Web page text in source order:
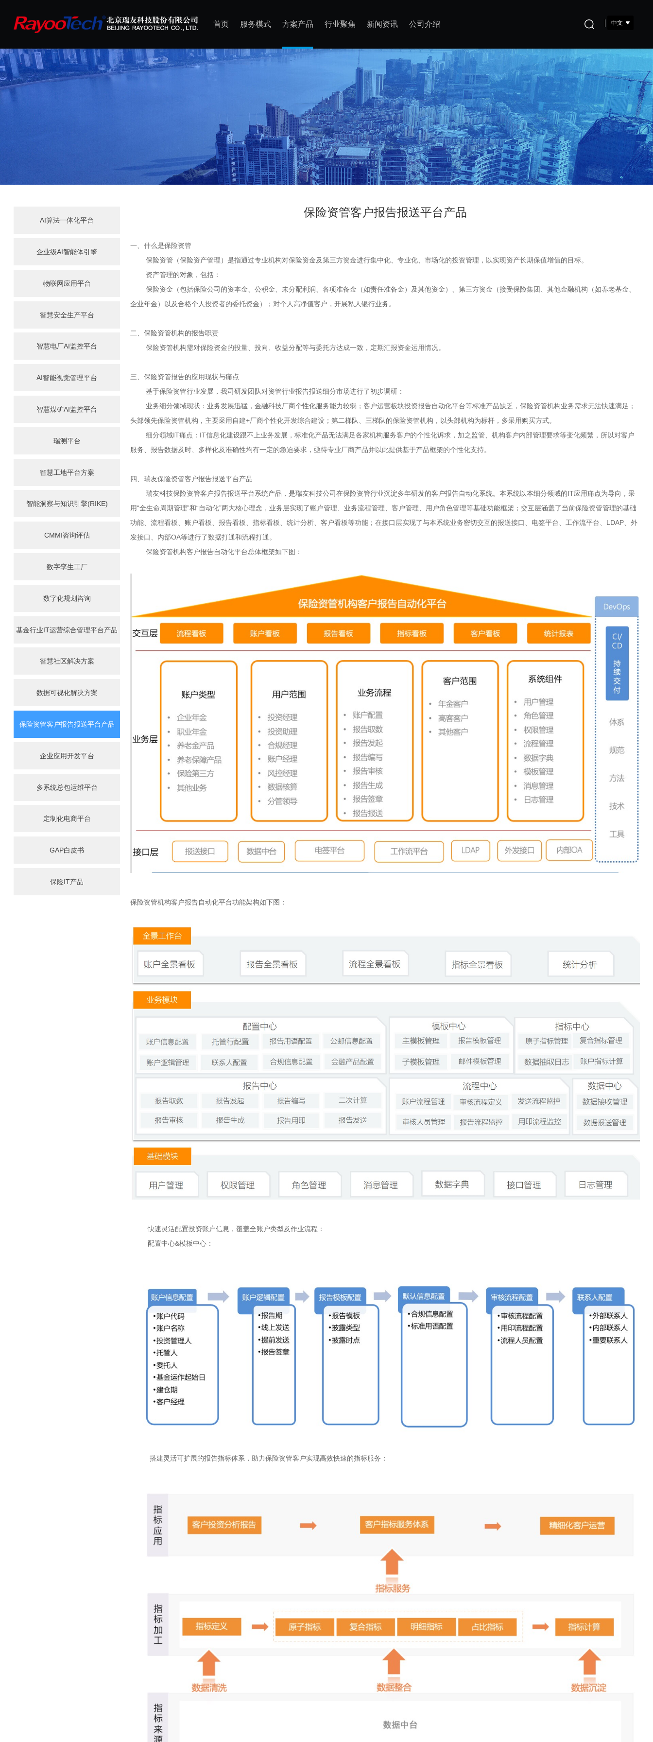
中文
首页 服务模式 方案产品 行业聚焦 新闻资讯 公司介绍
AI算法一体化平台
企业级AI智能体引擎
物联网应用平台
智慧安全生产平台
智慧电厂AI监控平台
AI智能视觉管理平台
智慧煤矿AI监控平台
瑞测平台
智慧工地平台方案
智能洞察与知识引擎(RIKE)
CMMI咨询评估
数字孪生工厂
数字化规划咨询
基金行业IT运营综合管理平台产品
智慧社区解决方案
数据可视化解决方案
保险资管客户报告报送平台产品
企业应用开发平台
多系统总包运维平台
定制化电商平台
GAP白皮书
保险IT产品
保险资管客户报告报送平台产品
一、什么是保险资管
保险资管（保险资产管理）是指通过专业机构对保险资金及第三方资金进行集中化、专业化、市场化的投资管理，以实现资产长期保值增值的目标。
资产管理的对象，包括：
保险资金（包括保险公司的资本金、公积金、未分配利润、各项准备金（如责任准备金）及其他资金）、第三方资金（接受保险集团、其他金融机构（如养老基金、
企业年金）以及合格个人投资者的委托资金）‌；对个人高净值客户，开展私人银行业务‌。
二、保险资管机构的报告职责
保险资管机构需对保险资金的投量、投向、收益分配等与委托方达成一致，定期汇报资金运用情况‌。
三、保险资管报告的应用现状与痛点
基于保险资管行业发展，我司研发团队对资管行业报告报送细分市场进行了初步调研：
业务细分领域现状：业务发展迅猛，金融科技厂商个性化服务能力较弱；客户运营板块投资报告自动化平台等标准产品缺乏，保险资管机构业务需求无法快速满足；
头部领先保险资管机构，主要采用自建+厂商个性化开发综合建设；第二梯队、三梯队的保险资管机构，以头部机构为标杆，多采用购买方式。
细分领域IT痛点：IT信息化建设跟不上业务发展，标准化产品无法满足各家机构服务客户的个性化诉求，加之监管、机构客户内部管理要求等变化频繁，所以对客户
服务、报告数据及时、多样化及准确性均有一定的急迫要求，亟待专业厂商产品并以此提供基于产品框架的个性化支持。
四、瑞友保险资管客户报告报送平台产品
瑞友科技保险资管客户报告报送平台系统产品，是瑞友科技公司在保险资管行业沉淀多年研发的客户报告自动化系统。本系统以本细分领域的IT应用痛点为导向，采
用“全生命周期管理”和“自动化”两大核心理念，业务层实现了账户管理、业务流程管理、客户管理、用户角色管理等基础功能框架；交互层涵盖了当前保险资管管理的基础
功能、流程看板、账户看板、报告看板、指标看板、统计分析、客户看板等功能；在接口层实现了与本系统业务密切交互的报送接口、电签平台、工作流平台、LDAP、外
发接口、内部OA等进行了数据打通和流程打通。
保险资管机构客户报告自动化平台总体框架如下图：
保险资管机构客户报告自动化平台功能架构如下图：
快速灵活配置投资账户信息，覆盖全账户类型及作业流程：
配置中心&模板中心：
搭建灵活可扩展的报告指标体系，助力保险资管客户实现高效快速的指标服务：